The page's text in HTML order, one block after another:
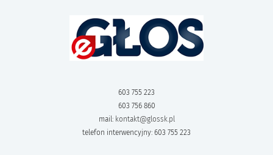
603 755 223
603 756 860
mail: kontakt@glossk.pl
telefon interwencyjny: 603 755 223